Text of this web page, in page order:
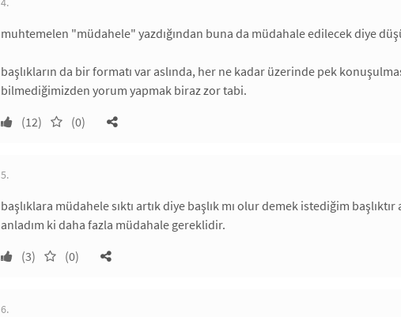
muhtemelen "müdahele" yazdığından buna da müdahale edilecek diye
başlıkların da bir formatı var aslında, her ne kadar üzerinde pek
bilmediğimizden yorum yapmak biraz zor tabi.
(12)
(0)
5.
başlıklara müdahele sıktı artık diye başlık mı olur demek istediğim başlıktır
anladım ki daha fazla müdahale gereklidir.
(3)
(0)
6.